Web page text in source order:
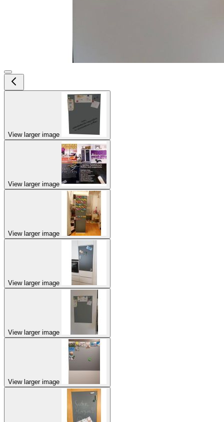
View larger image
View larger image
View larger image
View larger image
View larger image
View larger image